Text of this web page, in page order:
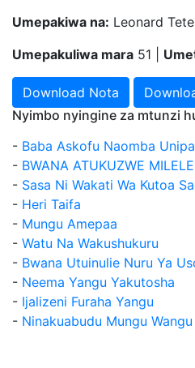
Umepakiwa na: Leonard Tete
Umepakuliwa mara 51 |
Download Nota
Nyimbo nyingine za mtunzi
- Baba Askofu Naomba
- BWANA ATUKUZWE
- Sasa Ni Wakati Wa Kutoa
- Heri Taifa
- Mungu Amepaa
- Watu Na Wakushukuru
- Bwana Utuinulie Nuru Ya
- Neema Yangu Yakutosha
- Ijalizeni Furaha Yangu
- Ninakuabudu Mungu Wangu